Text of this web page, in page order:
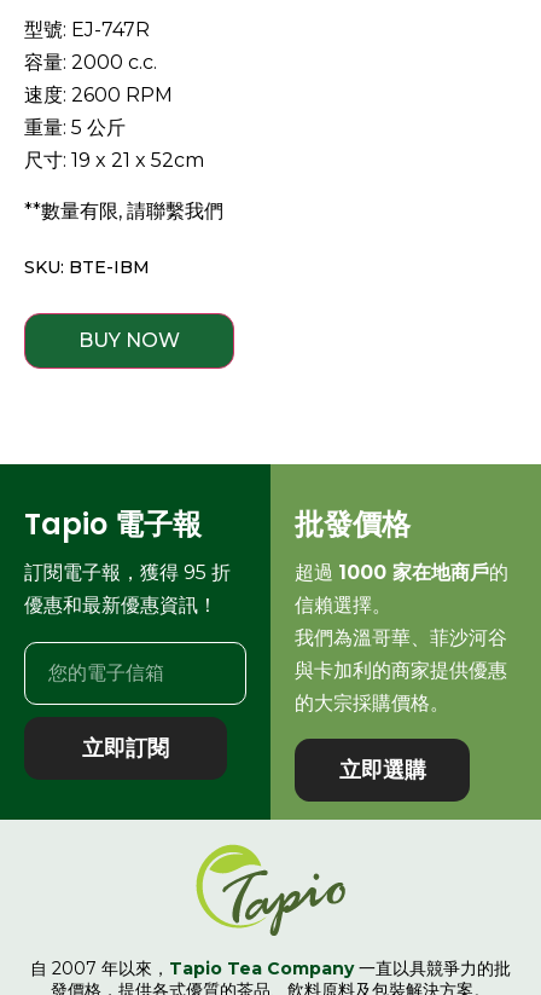
型號: EJ-747R
容量: 2000 c.c.
速度: 2600 RPM
重量: 5 公斤
尺寸: 19 x 21 x 52cm
**數量有限, 請聯繫我們
SKU: BTE-IBM
BUY NOW
Tapio 電子報
訂閱電子報，獲得 95 折
優惠和最新優惠資訊！
立即訂閱
批發價格
超過 1000 家在地商戶的
信賴選擇。
我們為溫哥華、菲沙河谷
與卡加利的商家提供優惠
的大宗採購價格。
立即選購
自 2007 年以來， Tapio Tea Company 一直以具競爭力的批
發價格，提供各式優質的茶品、飲料原料及包裝解決方案。